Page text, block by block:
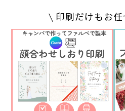
印刷だけもお